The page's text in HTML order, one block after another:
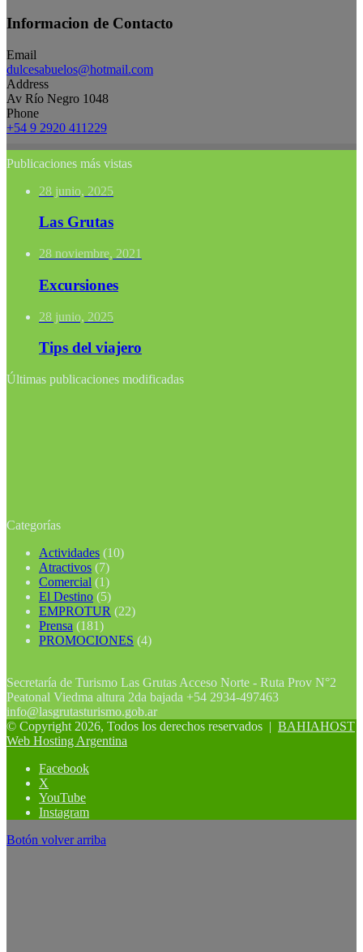
Informacion de Contacto
Email
dulcesabuelos@hotmail.com
Address
Av Río Negro 1048
Phone
+54 9 2920 411229
Publicaciones más vistas
28 junio, 2025
Las Grutas
28 noviembre, 2021
Excursiones
28 junio, 2025
Tips del viajero
Últimas publicaciones modificadas
Categorías
Actividades (10)
Atractivos (7)
Comercial (1)
El Destino (5)
EMPROTUR (22)
Prensa (181)
PROMOCIONES (4)
Secretaría de Turismo Las Grutas Acceso Norte - Ruta Prov N°2
Peatonal Viedma altura 2da bajada +54 2934-497463
info@lasgrutasturismo.gob.ar
© Copyright 2026, Todos los derechos reservados | BAHIAHOST
Web Hosting Argentina
Facebook
X
YouTube
Instagram
Botón volver arriba